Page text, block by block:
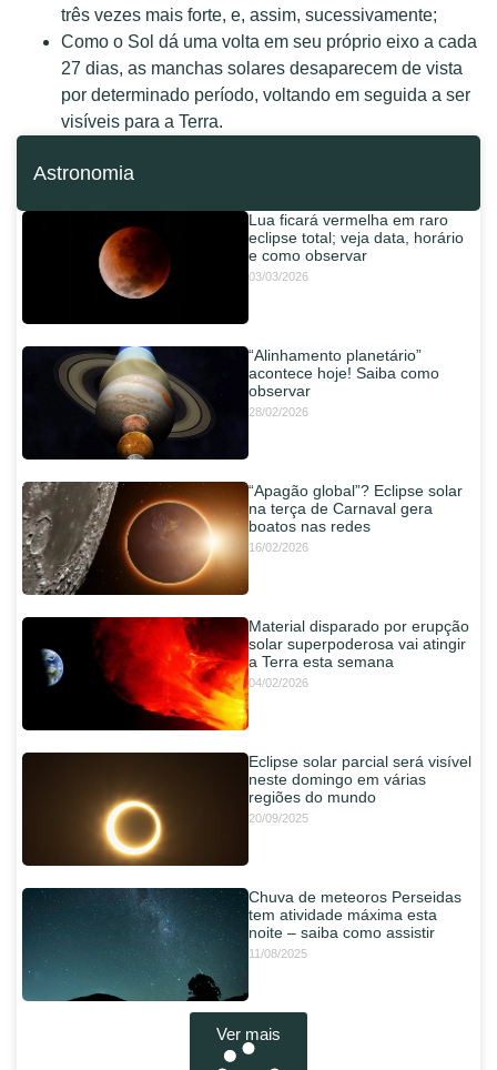
três vezes mais forte, e, assim, sucessivamente;
Como o Sol dá uma volta em seu próprio eixo a cada
27 dias, as manchas solares desaparecem de vista
por determinado período, voltando em seguida a ser
visíveis para a Terra.
Astronomia
Lua ficará vermelha em raro
eclipse total; veja data, horário
e como observar
03/03/2026
“Alinhamento planetário”
acontece hoje! Saiba como
observar
28/02/2026
“Apagão global”? Eclipse solar
na terça de Carnaval gera
boatos nas redes
16/02/2026
Material disparado por erupção
solar superpoderosa vai atingir
a Terra esta semana
04/02/2026
Eclipse solar parcial será visível
neste domingo em várias
regiões do mundo
20/09/2025
Chuva de meteoros Perseidas
tem atividade máxima esta
noite – saiba como assistir
11/08/2025
Ver mais